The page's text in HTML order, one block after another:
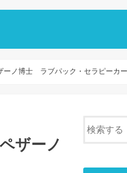
ノ博士 ラブパック・セラピーカ
ザーノ